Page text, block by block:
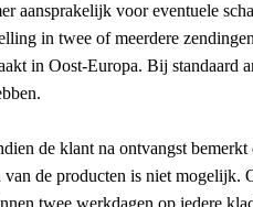
aansprakelijk voor eventuele
in twee of meerdere
in Oost-Europa. Bij standaard
de klant na ontvangst
de producten is niet mogelijk.
twee werkdagen op iedere